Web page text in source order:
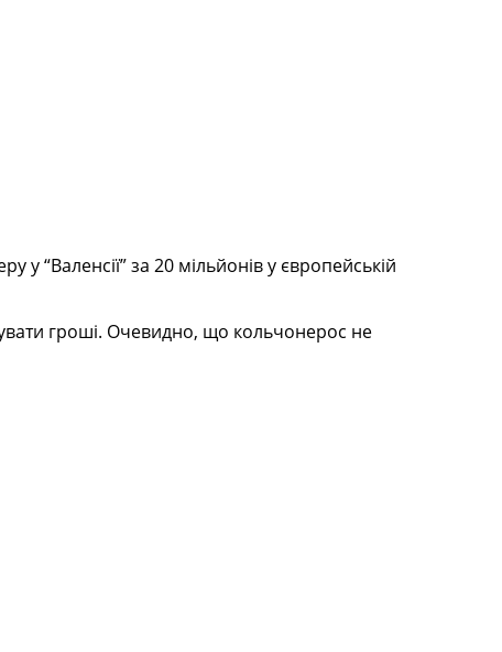
у “Валенсії” за 20 мільйонів у європейській
гроші. Очевидно, що кольчонерос не